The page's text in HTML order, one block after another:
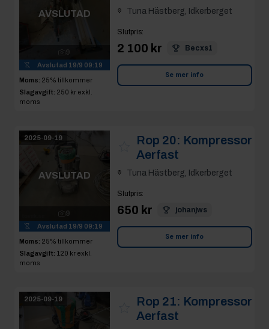
AVSLUTAD
Avslutad 19/9 09:19
Moms: 25% tillkommer
Slagavgift: 250 kr exkl.
moms
Tuna Hästberg, Idkerberget
Slutpris:
2 100 kr Becxs1
Se mer info
2025-09-19
AVSLUTAD
9
Avslutad 19/9 09:19
Moms: 25% tillkommer
Slagavgift: 120 kr exkl.
moms
Rop 20: Kompressor
Aerfast
Tuna Hästberg, Idkerberget
Slutpris:
650 kr johanjws
Se mer info
2025-09-19 Rop 21: Kompressor
Aerfast